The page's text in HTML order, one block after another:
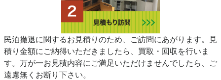
民泊撤退に関するお見積りのため、ご訪問にあがります。見
積り金額にご納得いただきましたら、買取・回収を行いま
す。万が一お見積内容にご満足いただけませんでしたら、ご
遠慮無くお断り下さい。